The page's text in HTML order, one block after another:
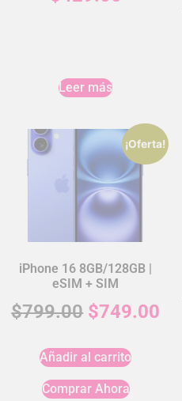
Leer más
¡Oferta!
iPhone 16 8GB/128GB |
eSIM + SIM
$799.00 $749.00
Añadir al carrito
Comprar Ahora